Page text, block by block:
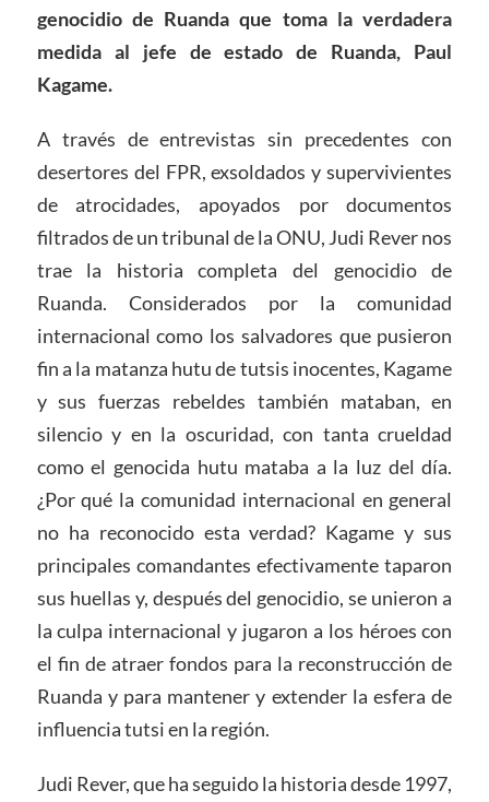
genocidio de Ruanda que toma la verdadera
medida al jefe de estado de Ruanda, Paul
Kagame.
A través de entrevistas sin precedentes con
desertores del FPR, exsoldados y supervivientes
de atrocidades, apoyados por documentos
filtrados de un tribunal de la ONU, Judi Rever nos
trae la historia completa del genocidio de
Ruanda. Considerados por la comunidad
internacional como los salvadores que pusieron
fin a la matanza hutu de tutsis inocentes, Kagame
y sus fuerzas rebeldes también mataban, en
silencio y en la oscuridad, con tanta crueldad
como el genocida hutu mataba a la luz del día.
¿Por qué la comunidad internacional en general
no ha reconocido esta verdad? Kagame y sus
principales comandantes efectivamente taparon
sus huellas y, después del genocidio, se unieron a
la culpa internacional y jugaron a los héroes con
el fin de atraer fondos para la reconstrucción de
Ruanda y para mantener y extender la esfera de
influencia tutsi en la región.
Judi Rever, que ha seguido la historia desde 1997,